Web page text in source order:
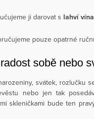
ji darovat s lahví vína
pouze opatrné
sobě nebo
svátek, rozlučku
nebo jen tak
skleničkami bude ten